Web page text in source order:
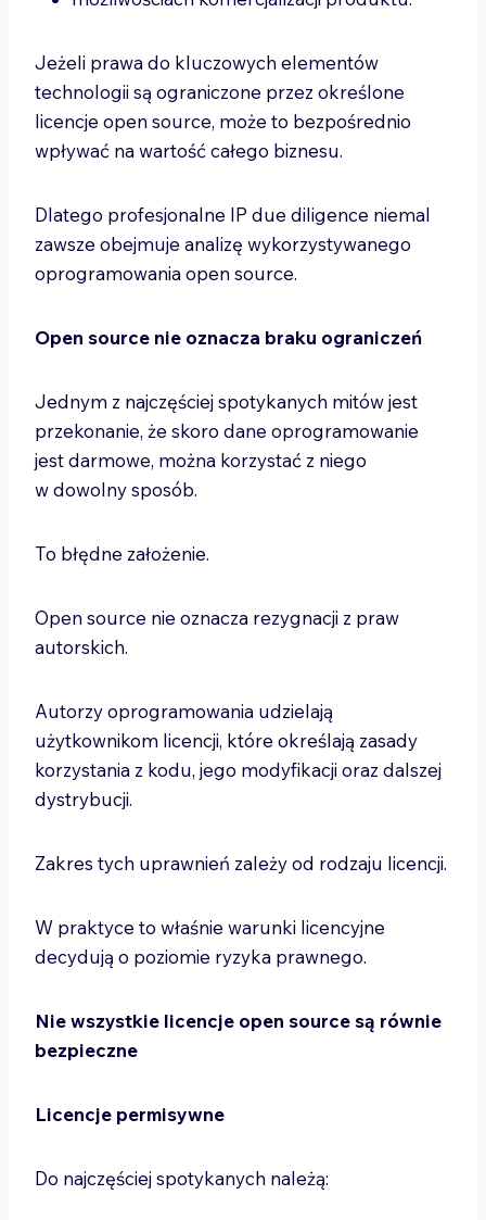
Jeżeli prawa do kluczowych elementów
technologii są ograniczone przez określone
licencje open source, może to bezpośrednio
wpływać na wartość całego biznesu.
Dlatego profesjonalne IP due diligence niemal
zawsze obejmuje analizę wykorzystywanego
oprogramowania open source.
Open source nie oznacza braku ograniczeń
Jednym z najczęściej spotykanych mitów jest
przekonanie, że skoro dane oprogramowanie
jest darmowe, można korzystać z niego
w dowolny sposób.
To błędne założenie.
Open source nie oznacza rezygnacji z praw
autorskich.
Autorzy oprogramowania udzielają
użytkownikom licencji, które określają zasady
korzystania z kodu, jego modyfikacji oraz dalszej
dystrybucji.
Zakres tych uprawnień zależy od rodzaju licencji.
W praktyce to właśnie warunki licencyjne
decydują o poziomie ryzyka prawnego.
Nie wszystkie licencje open source są równie
bezpieczne
Licencje permisywne
Do najczęściej spotykanych należą: